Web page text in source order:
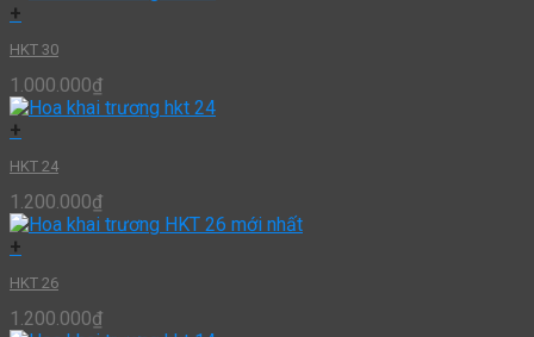
+
HKT 30
1.000.000₫
+
HKT 24
1.200.000₫
+
HKT 26
1.200.000₫